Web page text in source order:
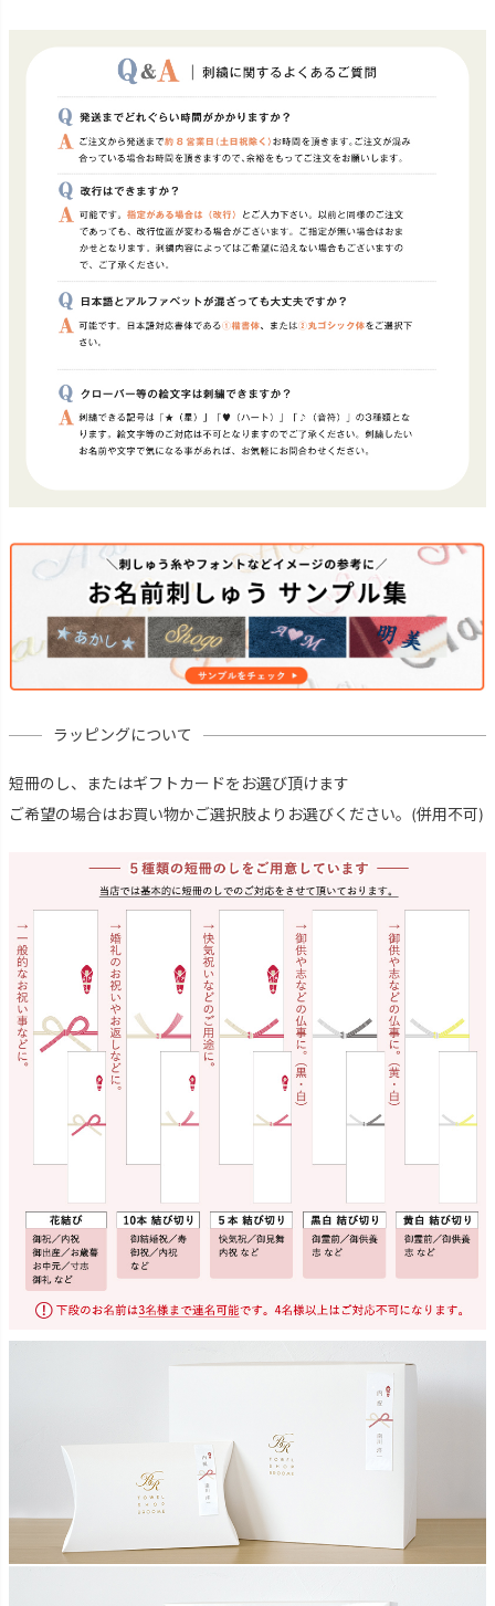
ラッピングについて
短冊のし、またはギフトカードをお選び頂けます
ご希望の場合はお買い物かご選択肢よりお選びください。(併用不可)